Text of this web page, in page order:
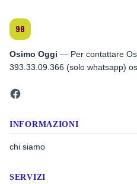
Osimo Oggi — Per contattare
393.33.09.366 (solo whatsapp)
INFORMAZIONI
chi siamo
SERVIZI